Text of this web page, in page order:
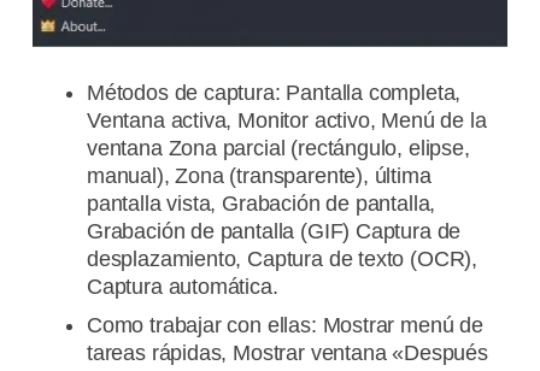
Métodos de captura: Pantalla completa,
Ventana activa, Monitor activo, Menú de la
ventana Zona parcial (rectángulo, elipse,
manual), Zona (transparente), última
pantalla vista, Grabación de pantalla,
Grabación de pantalla (GIF) Captura de
desplazamiento, Captura de texto (OCR),
Captura automática.
Como trabajar con ellas: Mostrar menú de
tareas rápidas, Mostrar ventana «Después